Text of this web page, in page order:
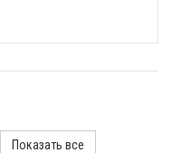
Показать все